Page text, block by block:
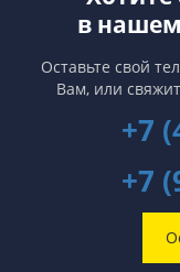
в
Оставьте свой
Вам, или
+7
+7